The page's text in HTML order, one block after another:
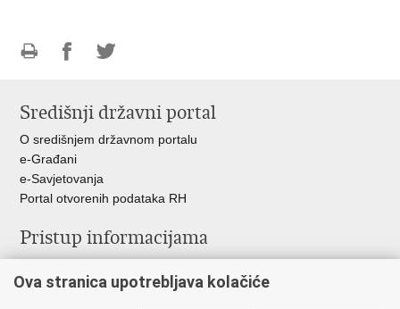
FacebookuTwitteru
Središnji državni portal
O središnjem državnom portalu
e-Građani
e-Savjetovanja
Portal otvorenih podataka RH
Pristup informacijama
Savjetovanje
Ova stranica upotrebljava kolačiće